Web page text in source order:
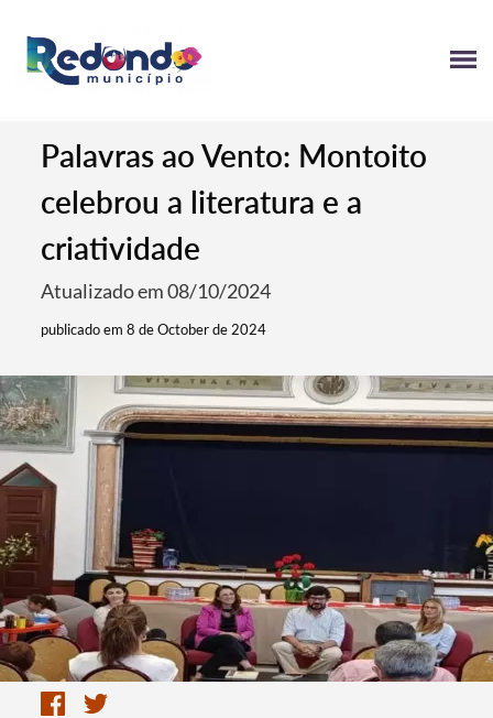
Palavras ao Vento: Montoito
celebrou a literatura e a
criatividade
Atualizado em 08/10/2024
publicado em 8 de October de 2024